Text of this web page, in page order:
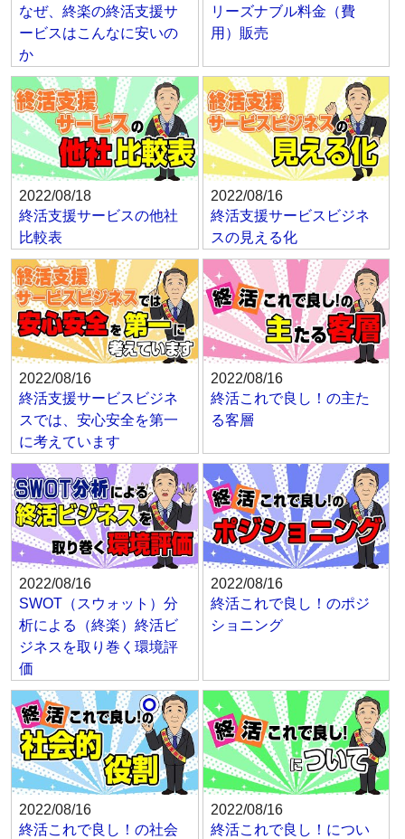
なぜ、終楽の終活支援サ
ービスはこんなに安いの
か
リーズナブル料金（費
用）販売
2022/08/18
終活支援サービスの他社
比較表
2022/08/16
終活支援サービスビジネ
スの見える化
2022/08/16
終活支援サービスビジネ
スでは、安心安全を第一
に考えています
2022/08/16
終活これで良し！の主た
る客層
2022/08/16
SWOT（スウォット）分
析による（終楽）終活ビ
ジネスを取り巻く環境評
価
2022/08/16
終活これで良し！のポジ
ショニング
2022/08/16
終活これで良し！の社会
2022/08/16
終活これで良し！につい